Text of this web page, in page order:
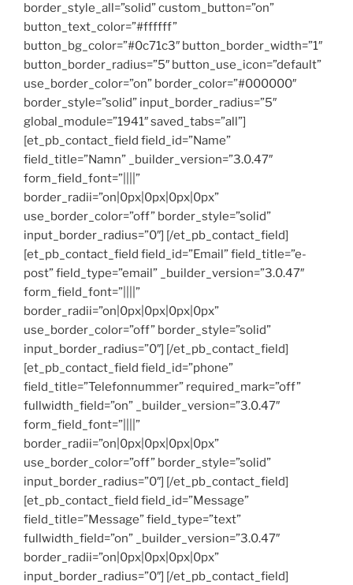
border_style_all=”solid” custom_button=”on”
button_text_color=”#ffffff”
button_bg_color=”#0c71c3″ button_border_width=”1″
button_border_radius=”5″ button_use_icon=”default”
use_border_color=”on” border_color=”#000000″
border_style=”solid” input_border_radius=”5″
global_module=”1941″ saved_tabs=”all”]
[et_pb_contact_field field_id=”Name”
field_title=”Namn” _builder_version=”3.0.47″
form_field_font=”||||”
border_radii=”on|0px|0px|0px|0px”
use_border_color=”off” border_style=”solid”
input_border_radius=”0″] [/et_pb_contact_field]
[et_pb_contact_field field_id=”Email” field_title=”e-
post” field_type=”email” _builder_version=”3.0.47″
form_field_font=”||||”
border_radii=”on|0px|0px|0px|0px”
use_border_color=”off” border_style=”solid”
input_border_radius=”0″] [/et_pb_contact_field]
[et_pb_contact_field field_id=”phone”
field_title=”Telefonnummer” required_mark=”off”
fullwidth_field=”on” _builder_version=”3.0.47″
form_field_font=”||||”
border_radii=”on|0px|0px|0px|0px”
use_border_color=”off” border_style=”solid”
input_border_radius=”0″] [/et_pb_contact_field]
[et_pb_contact_field field_id=”Message”
field_title=”Message” field_type=”text”
fullwidth_field=”on” _builder_version=”3.0.47″
border_radii=”on|0px|0px|0px|0px”
input_border_radius=”0″] [/et_pb_contact_field]